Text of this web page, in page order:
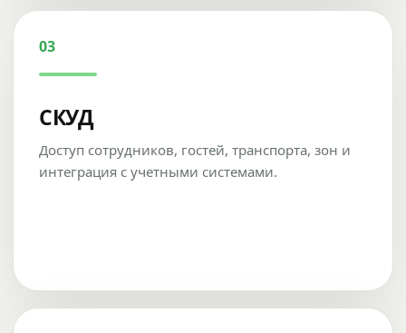
03
СКУД
Доступ сотрудников, гостей, транспорта, зон и
интеграция с учетными системами.